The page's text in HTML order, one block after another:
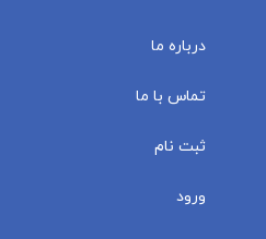
درباره ما
تماس با ما
ثبت نام
ورود